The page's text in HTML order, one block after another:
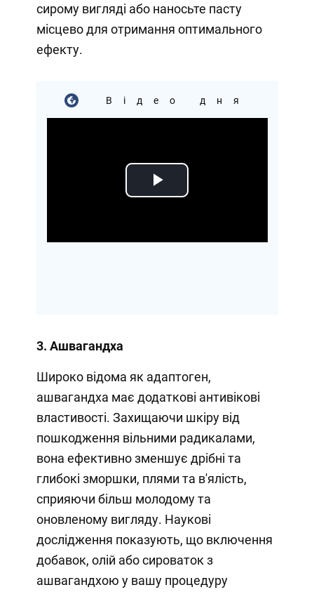
сирому вигляді або наносьте пасту
місцево для отримання оптимального
ефекту.
Відео дня
Play
3. Ашвагандха
Широко відома як адаптоген,
ашвагандха має додаткові антивікові
властивості. Захищаючи шкіру від
пошкодження вільними радикалами,
вона ефективно зменшує дрібні та
глибокі зморшки, плями та в'ялість,
сприяючи більш молодому та
оновленому вигляду. Наукові
дослідження показують, що включення
добавок, олій або сироваток з
ашвагандхою у вашу процедуру